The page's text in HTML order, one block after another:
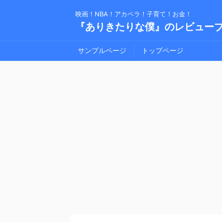
映画！NBA！アカペラ！子育て！お金！
『ありきたりな僕』のレビュー
サンプルページ トップページ